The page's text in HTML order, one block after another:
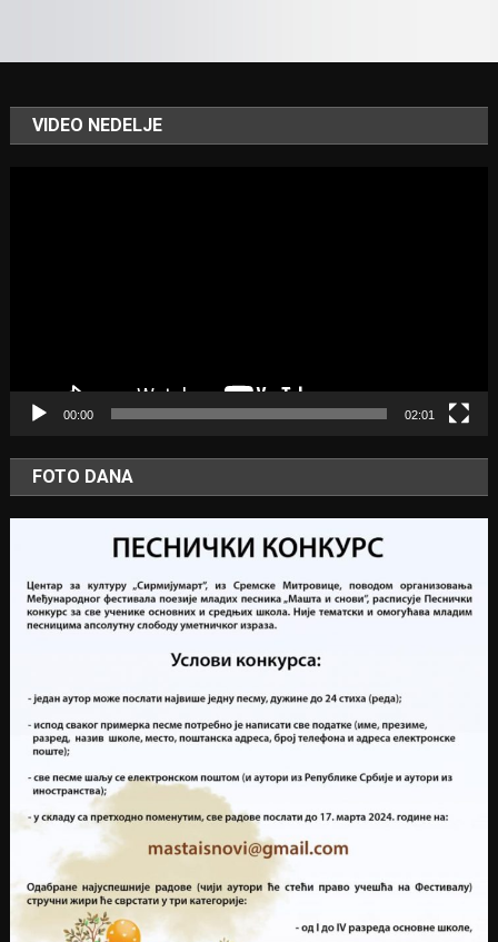
VIDEO NEDELJE
00:00 02:01
FOTO DANA